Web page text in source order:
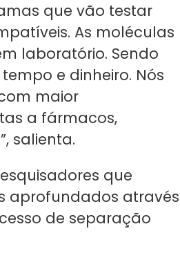
que vão testar
As moléculas
laboratório. Sendo
e dinheiro. Nós
maior
a fármacos,
salienta.
que
aprofundados através
de separação